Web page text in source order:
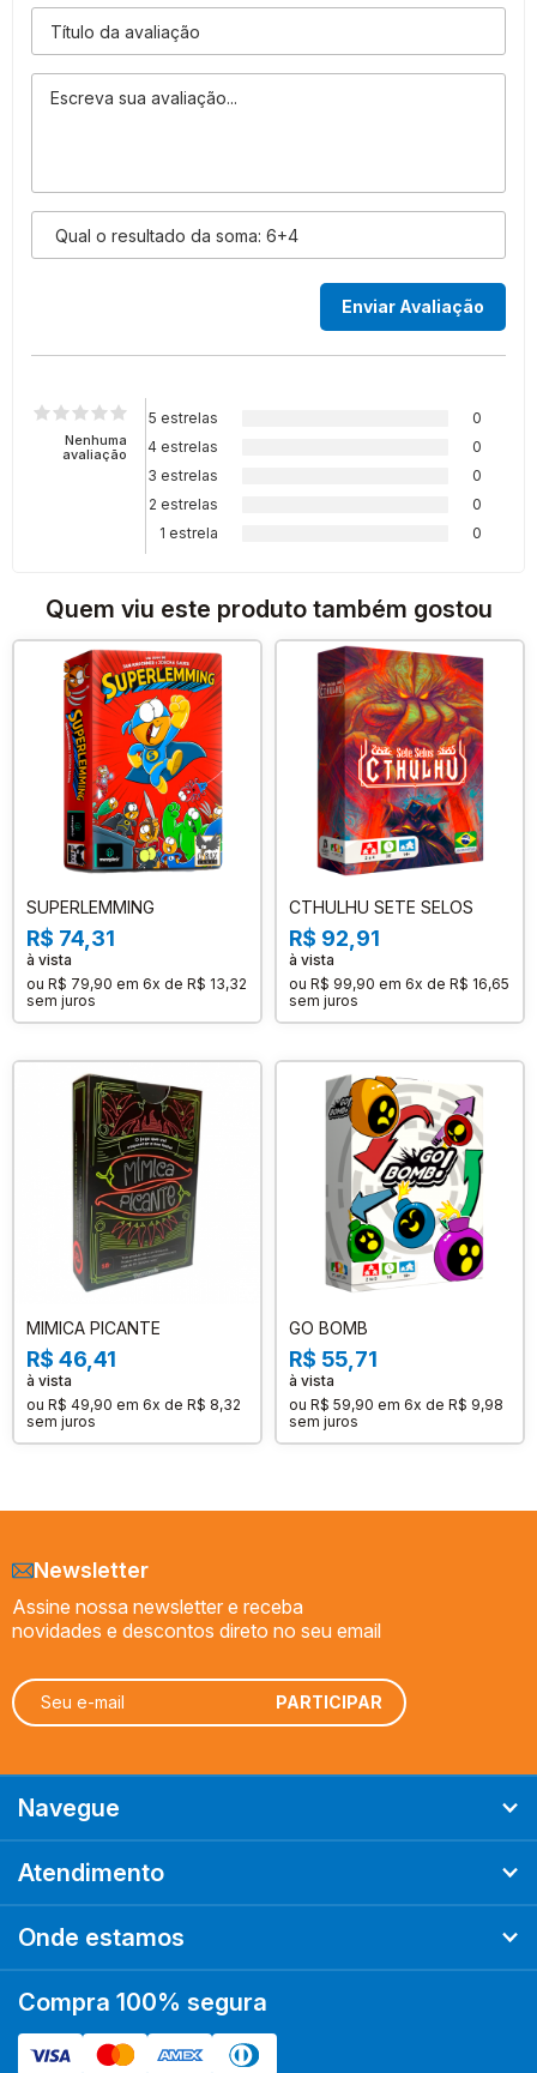
Nenhuma
avaliação
5 estrelas
0
4 estrelas
0
3 estrelas
0
2 estrelas
0
1 estrela
0
Quem viu este produto também gostou
SUPERLEMMING
R$ 74,31
à vista
ou R$ 79,90 em 6x de R$ 13,32
sem juros
CTHULHU SETE SELOS
R$ 92,91
à vista
ou R$ 99,90 em 6x de R$ 16,65
sem juros
MIMICA PICANTE
R$ 46,41
à vista
ou R$ 49,90 em 6x de R$ 8,32
sem juros
GO BOMB
R$ 55,71
à vista
ou R$ 59,90 em 6x de R$ 9,98
sem juros
Newsletter
Assine nossa newsletter e receba
novidades e descontos direto no seu email
Navegue
Atendimento
Onde estamos
Compra 100% segura